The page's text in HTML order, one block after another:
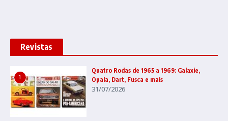
Revistas
1
Quatro Rodas de 1965 a 1969: Galaxie,
Opala, Dart, Fusca e mais
31/07/2026